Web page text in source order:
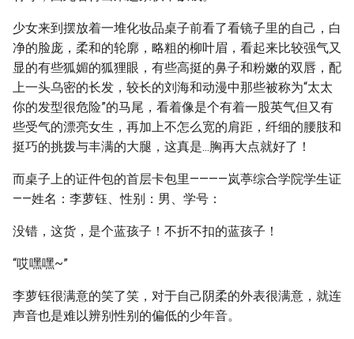
少女来到摆放着一堆化妆品桌子前看了看镜子里的自己，白
净的脸庞，柔和的轮廓，略粗的柳叶眉，看起来比较强气又
显的有些狐媚的狐狸眼，有些高挺的鼻子和粉嫩的双唇，配
上一头乌密的长发，较长的刘海和动漫中那些被称为“太太
你的发型很危险”的马尾，看着像是个有着一股英气但又有
些受气的漂亮女生，再加上不怎么宽的肩距，纤细的腰肢和
挺巧的挑拨与丰满的大腿，这真是...胸再大点就好了！
而桌子上的证件包的首层卡包里————岚葶综合学院学生证
——姓名：李萝钰、性别：男、学号：
没错，这货，是个蓝孩子！不折不扣的蓝孩子！
“哎嘿嘿~”
李萝钰很满意的笑了笑，对于自己阴柔的外表很满意，就连
声音也是难以辨别性别的偏低的少年音。